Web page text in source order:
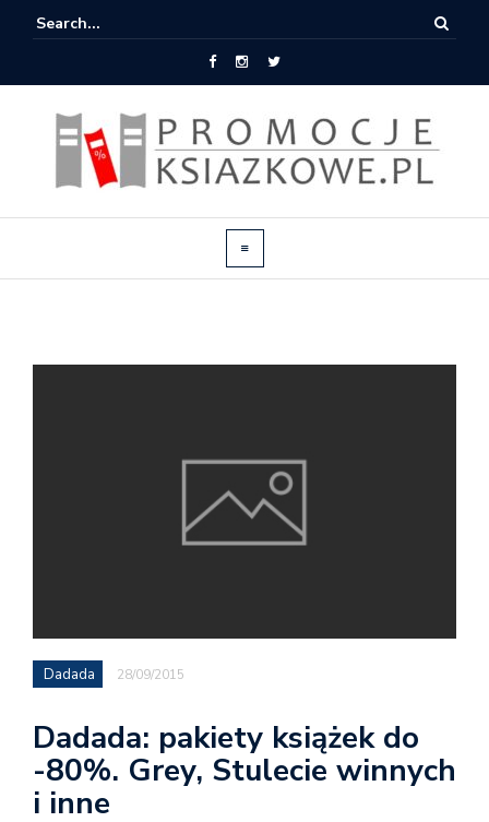
Dadada 28/09/2015
Dadada: pakiety książek do
-80%. Grey, Stulecie winnych
i inne